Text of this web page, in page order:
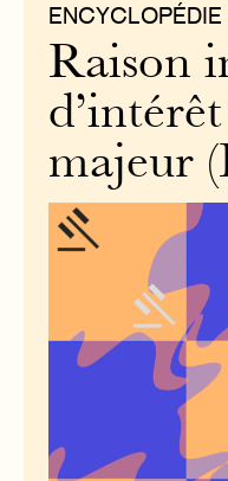
ENCYCLOPÉDIE
Raison
majeur